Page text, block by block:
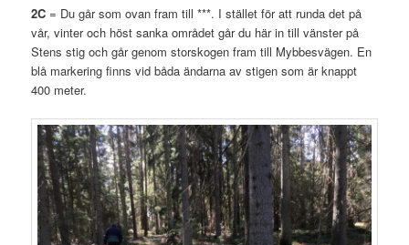
2C = Du går som ovan fram till ***. I stället för att runda det på
vår, vinter och höst sanka området går du här in till vänster på
Stens stig och går genom storskogen fram till Mybbesvägen. En
blå markering finns vid båda ändarna av stigen som är knappt
400 meter.